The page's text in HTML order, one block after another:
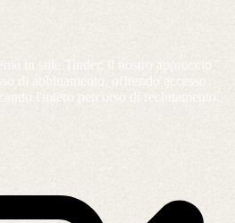
in stile Tinder, il nostro approccio
di abbinamento, offrendo accesso
l'intero percorso di reclutamento.